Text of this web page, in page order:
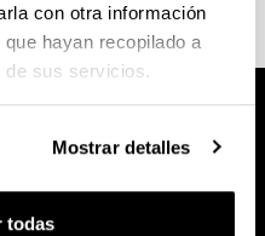
con otra información
hayan recopilado a
de sus servicios.
Mostrar detalles
todas